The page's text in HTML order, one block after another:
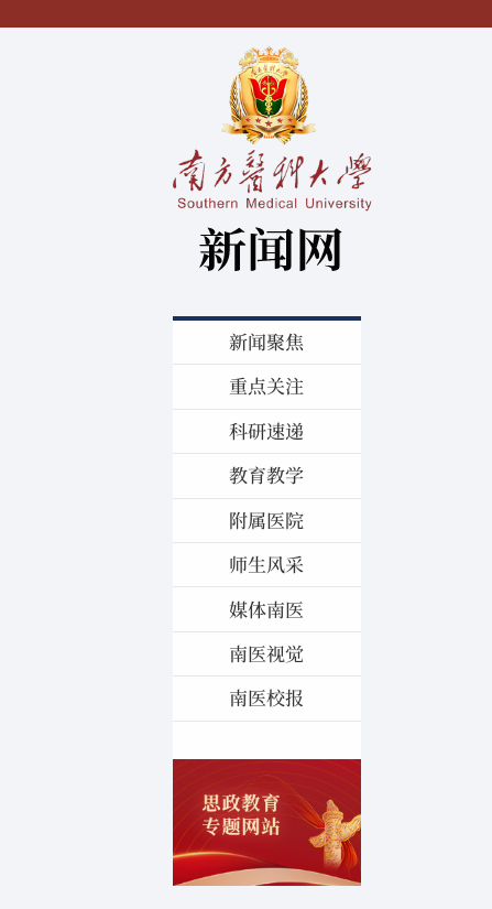
新闻聚焦
重点关注
科研速递
教育教学
附属医院
师生风采
媒体南医
南医视觉
南医校报